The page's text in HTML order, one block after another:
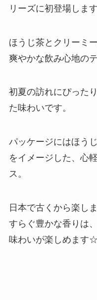
リーズに初登場します
ほうじ茶とクリーミ
爽やかな飲み心地の
初夏の訪れにぴった
た味わいです。
パッケージにはほう
をイメージした、心
ス。
日本で古くから楽し
すらぐ豊かな香りは
味わいが楽しめます☆